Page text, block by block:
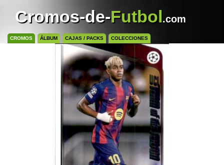
Cromos-de-Futbol.com
CROMOS ÁLBUM CAJAS / PACKS COLECCIONES